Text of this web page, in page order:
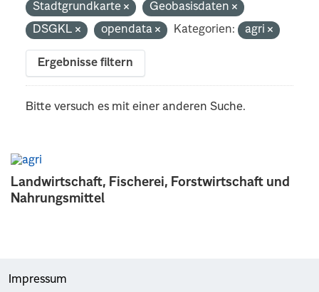
Landwirtschaft, Fischerei, Forstwirtschaft und
Nahrungsmittel
Stadtgrundkarte
Geobasisdaten
DSGKL
opendata Kategorien: agri
Ergebnisse filtern
Bitte versuch es mit einer anderen Suche.
Impressum